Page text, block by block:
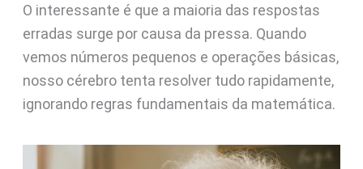
O interessante é que a maioria das respostas
erradas surge por causa da pressa. Quando
vemos números pequenos e operações básicas,
nosso cérebro tenta resolver tudo rapidamente,
ignorando regras fundamentais da matemática.